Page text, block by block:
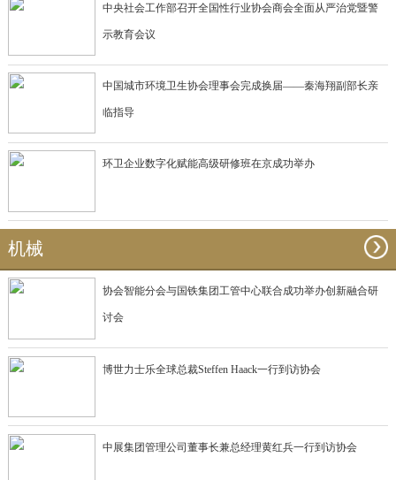
中央社会工作部召开全国性行业协会商会全面从严治党暨警
示教育会议
中国城市环境卫生协会理事会完成换届——秦海翔副部长亲
临指导
环卫企业数字化赋能高级研修班在京成功举办
机械
协会智能分会与国铁集团工管中心联合成功举办创新融合研
讨会
博世力士乐全球总裁Steffen Haack一行到访协会
中展集团管理公司董事长兼总经理黄红兵一行到访协会